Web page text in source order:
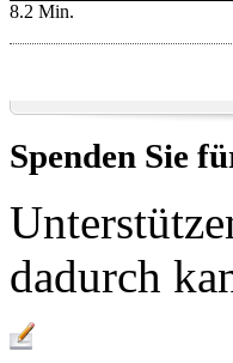
8.2 Min.
Spenden Sie
dadurch